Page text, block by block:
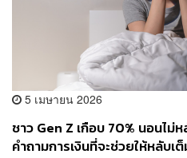
5 เมษายน 2026
ชาว Gen Z เกือบ 70% นอนไม่ห
คำถามการเงินที่จะช่วยให้หลับเ